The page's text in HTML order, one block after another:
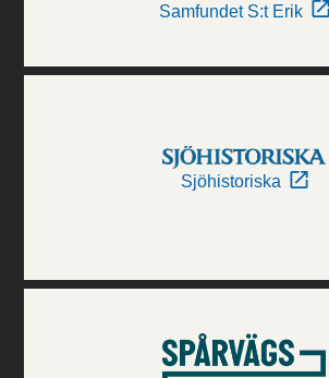
Samfundet S:t Erik
Sjöhistoriska